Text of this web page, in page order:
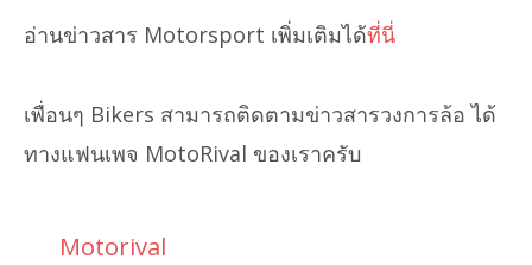
อ่านข่าวสาร Motorsport เพิ่มเติมได้ที่นี่
เพื่อนๆ Bikers สามารถติดตามข่าวสารวงการล้อ ได้
ทางแฟนเพจ MotoRival ของเราครับ
Motorival